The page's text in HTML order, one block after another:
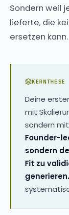
Sondern weil
lieferte, die
ersetzen kann.
KERNTHESE
Deine
mit
sondern
Founder-
sondern
Fit zu
generieren.